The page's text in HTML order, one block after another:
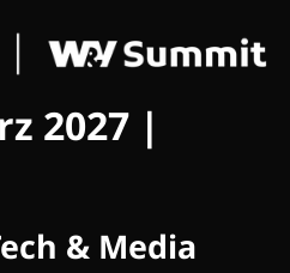
2027 |
& Media